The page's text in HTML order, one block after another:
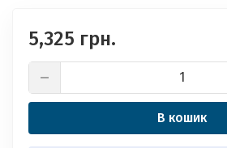
5,325 грн.
В кошик